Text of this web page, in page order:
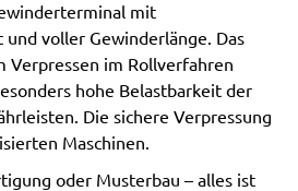
mit
voller Gewinderlänge. Das
Verpressen im Rollverfahren
hohe Belastbarkeit der
Die sichere Verpressung
Maschinen.
oder Musterbau – alles ist